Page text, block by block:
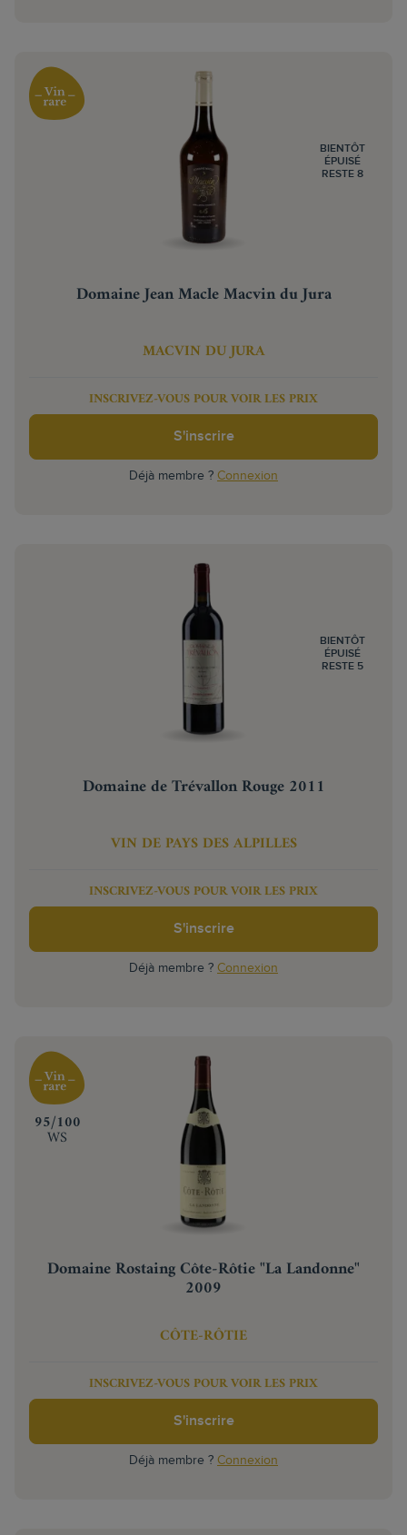
Domaine Jean Macle Macvin du Jura
MACVIN DU JURA
BIENTÔT
ÉPUISÉ
RESTE 8
INSCRIVEZ-VOUS POUR VOIR LES PRIX
S'inscrire
Déjà membre ? Connexion
Domaine de Trévallon Rouge 2011
VIN DE PAYS DES ALPILLES
BIENTÔT
ÉPUISÉ
RESTE 5
INSCRIVEZ-VOUS POUR VOIR LES PRIX
S'inscrire
Déjà membre ? Connexion
‍95/100
WS
Domaine Rostaing Côte-Rôtie "La Landonne"
2009
CÔTE-RÔTIE
INSCRIVEZ-VOUS POUR VOIR LES PRIX
S'inscrire
Déjà membre ? Connexion